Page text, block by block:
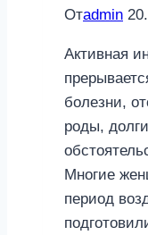
Отadmin
Активная
болезни,
роды,
Многие
период